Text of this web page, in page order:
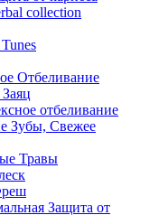
collection
Отбеливание
отбеливание
Зубы, Свежее
Травы
Защита от